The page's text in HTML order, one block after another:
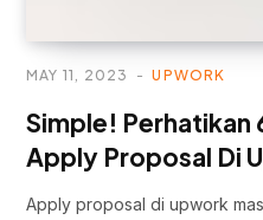
UPWORK
MAY 11, 2023
Simple! Perhatikan
Apply Proposal Di
Apply proposal di upwork